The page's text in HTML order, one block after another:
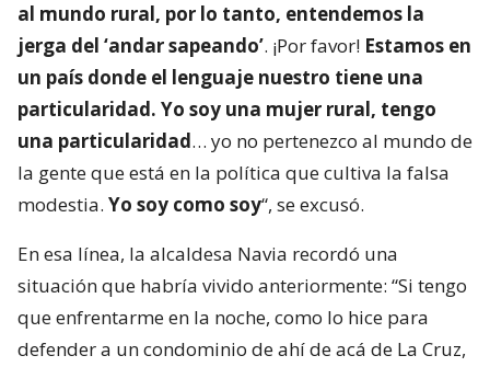
al mundo rural, por lo tanto, entendemos la
jerga del ‘andar sapeando’. ¡Por favor! Estamos en
un país donde el lenguaje nuestro tiene una
particularidad. Yo soy una mujer rural, tengo
una particularidad… yo no pertenezco al mundo de
la gente que está en la política que cultiva la falsa
modestia. Yo soy como soy“, se excusó.
En esa línea, la alcaldesa Navia recordó una
situación que habría vivido anteriormente: “Si tengo
que enfrentarme en la noche, como lo hice para
defender a un condominio de ahí de acá de La Cruz,